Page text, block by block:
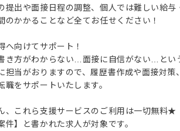
提出や面接日程の調整、個人では難しい給与
のかかることなど全てお任せください！
へ向けてサポート！
き方がわからない…面接に自信がない…とい
担当がおりますので、履歴書作成や面接対
職をサポートいたします。
、これら支援サービスのご利用は一切無料★
件】と書かれた求人が対象です。